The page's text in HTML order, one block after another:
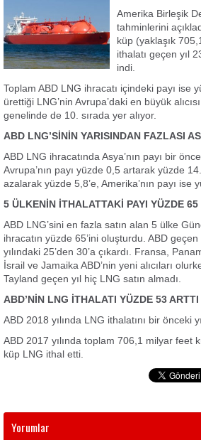
Amerika Birleşik
tahminlerini
küp (yaklaşık
ithalatı geçen yıl
indi.
Toplam ABD LNG ihracatı içindeki payı ise
ürettiği LNG’nin Avrupa’daki en büyük
genelinde de 10. sırada yer alıyor.
ABD LNG’SİNİN YARISINDAN FAZLASI
ABD LNG ihracatında Asya’nın payı bir
Avrupa’nın payı yüzde 0,5 artarak yüzde
azalarak yüzde 5,8’e, Amerika’nın payı ise
5 ÜLKENİN İTHALATTAKİ PAYI YÜZDE 65
ABD LNG’sini en fazla satın alan 5 ülke
ihracatın yüzde 65’ini oluşturdu. ABD
yılındaki 25’den 30’a çıkardı. Fransa,
İsrail ve Jamaika ABD’nin yeni alıcıları
Tayland geçen yıl hiç LNG satın almadı.
ABD’NİN LNG İTHALATI YÜZDE 53 ARTTI
ABD 2018 yılında LNG ithalatını bir önceki
ABD 2017 yılında toplam 706,1 milyar feet
küp LNG ithal etti.
Yorumlar